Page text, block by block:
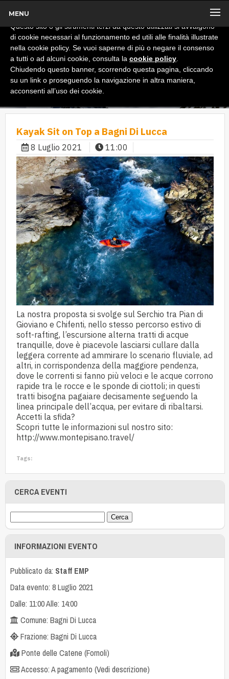
MENU
Kayak Sit on Top a Bagni Di Lucca
8 Luglio 2021 11:00
La nostra proposta si svolge sul Serchio tra Pian di
Gioviano e Chifenti, nello stesso percorso estivo di
soft-rafting, l’escursione alterna tratti di acque
tranquille, dove è piacevole lasciarsi cullare dalla
leggera corrente ad ammirare lo scenario fluviale, ad
altri, in corrispondenza della maggiore pendenza,
dove le correnti si fanno più veloci e le acque corrono
rapide tra le rocce e le sponde di ciottoli; in questi
tratti bisogna pagaiare decisamente seguendo la
linea principale dell’acqua, per evitare di ribaltarsi.
Accetti la sfida?
Scopri tutte le informazioni sul nostro sito:
http://www.montepisano.travel/
Tags:
CERCA EVENTI
INFORMAZIONI EVENTO
Pubblicato da: Staff EMP
Data evento: 8 Luglio 2021
Dalle: 11:00 Alle: 14:00
Comune: Bagni Di Lucca
Frazione: Bagni Di Lucca
Ponte delle Catene (Fornoli)
Accesso: A pagamento (Vedi descrizione)
x
Informativa
Questo sito o gli strumenti terzi da questo utilizzati si avvalgono
di cookie necessari al funzionamento ed utili alle finalità illustrate
nella cookie policy. Se vuoi saperne di più o negare il consenso
a tutti o ad alcuni cookie, consulta la cookie policy
Chiudendo questo banner, scorrendo questa pagina, cliccando
su un link o proseguendo la navigazione in altra maniera,
acconsenti all’uso dei cookie.